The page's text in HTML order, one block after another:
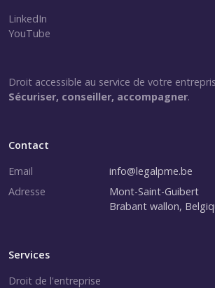
LinkedIn
YouTube
Droit accessible au service de votre
Sécuriser, conseiller, accompagner.
Contact
Email
info@legalpme.be
Adresse
Mont-Saint-Guibert
Brabant wallon,
Services
Droit de l'entreprise